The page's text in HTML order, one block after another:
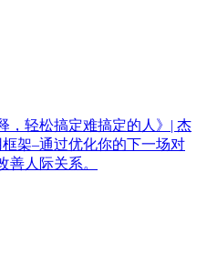
，轻松搞定难搞定的人》| 杰
架–通过优化你的下一场对
善人际关系。